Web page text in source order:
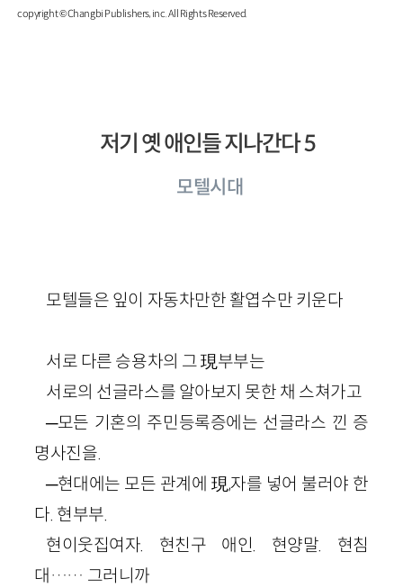
저기 옛 애인들 지나간다 5
모텔시대
모텔들은 잎이 자동차만한 활엽수만 키운다
서로 다른 승용차의 그 現부부는
서로의 선글라스를 알아보지 못한 채 스쳐가고
─모든 기혼의 주민등록증에는 선글라스 낀 증
명사진을.
─현대에는 모든 관계에 現,자를 넣어 불러야 한
다. 현부부.
현이웃집여자. 현친구 애인. 현양말. 현침
대…… 그러니까
copyright © Changbi Publishers, inc. All Rights Reserved.